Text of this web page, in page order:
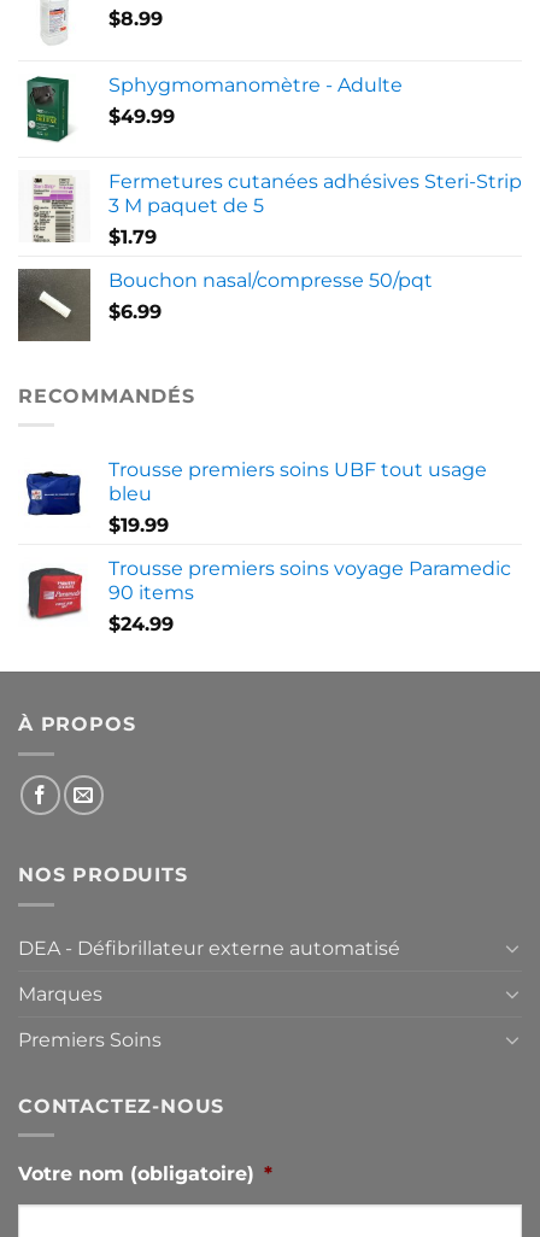
$8.99
Sphygmomanomètre - Adulte
$49.99
Fermetures cutanées adhésives Steri-Strip
3 M paquet de 5
$1.79
Bouchon nasal/compresse 50/pqt
$6.99
RECOMMANDÉS
Trousse premiers soins UBF tout usage
bleu
$19.99
Trousse premiers soins voyage Paramedic
90 items
$24.99
À PROPOS
NOS PRODUITS
DEA - Défibrillateur externe automatisé
Marques
Premiers Soins
CONTACTEZ-NOUS
Votre nom (obligatoire) *